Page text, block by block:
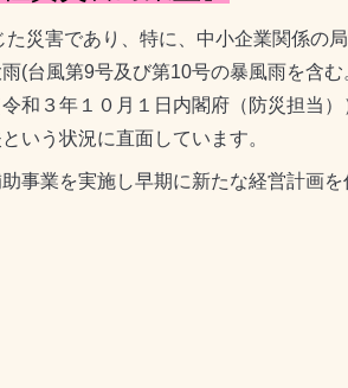
災害であり、特に、中小企業関係の
(台風第9号及び第10号の暴風雨を含
和３年１０月１日内閣府（防災担当
いう状況に直面しています。
業を実施し早期に新たな経営計画